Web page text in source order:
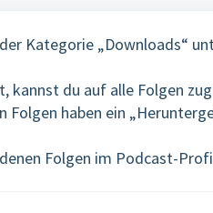
Kategorie „Downloads“
kannst du auf alle Folgen
haben ein
Folgen im Podcast-